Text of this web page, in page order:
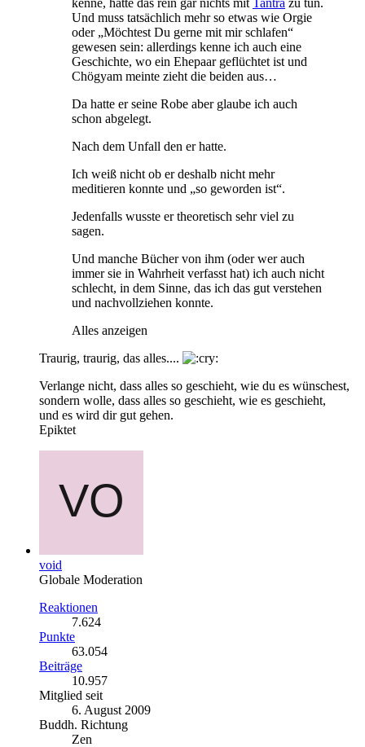
Und muss tatsächlich mehr so etwas wie Orgie
oder „Möchtest Du gerne mit mir schlafen“
gewesen sein: allerdings kenne ich auch eine
Geschichte, wo ein Ehepaar geflüchtet ist und
Chögyam meinte zieht die beiden aus…
Da hatte er seine Robe aber glaube ich auch
schon abgelegt.
Nach dem Unfall den er hatte.
Ich weiß nicht ob er deshalb nicht mehr
meditieren konnte und „so geworden ist“.
Jedenfalls wusste er theoretisch sehr viel zu
sagen.
Und manche Bücher von ihm (oder wer auch
immer sie in Wahrheit verfasst hat) ich auch nicht
schlecht, in dem Sinne, das ich das gut verstehen
und nachvollziehen konnte.
Alles anzeigen
Traurig, traurig, das alles....
Verlange nicht, dass alles so geschieht, wie du es wünschest,
sondern wolle, dass alles so geschieht, wie es geschieht,
und es wird dir gut gehen.
Epiktet
void
Globale Moderation
Reaktionen
7.624
Punkte
63.054
Beiträge
10.957
Mitglied seit
6. August 2009
Buddh. Richtung
Zen